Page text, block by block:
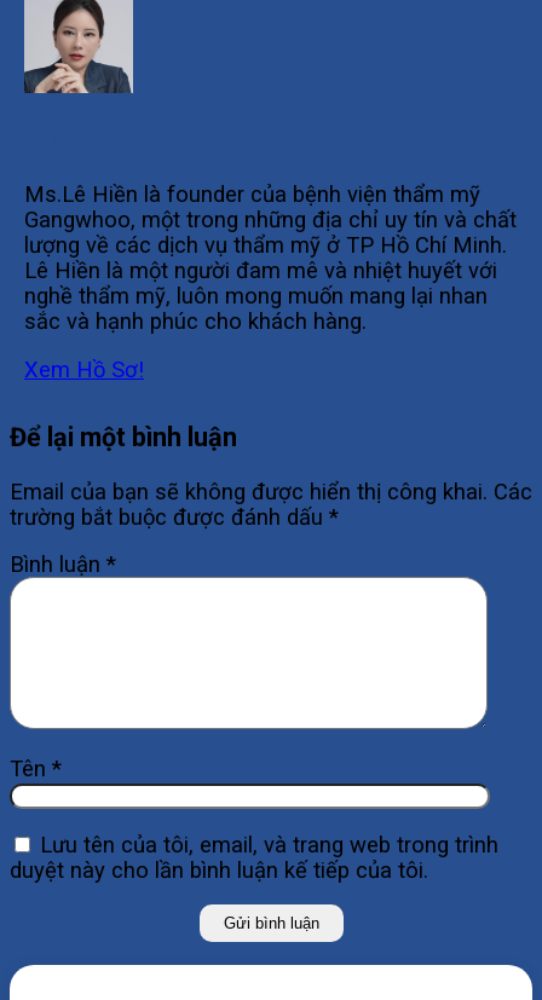
Ms.Lê Hiền là founder của bệnh viện thẩm mỹ
Gangwhoo, một trong những địa chỉ uy tín và chất
lượng về các dịch vụ thẩm mỹ ở TP Hồ Chí Minh.
Lê Hiền là một người đam mê và nhiệt huyết với
nghề thẩm mỹ, luôn mong muốn mang lại nhan
sắc và hạnh phúc cho khách hàng.
Xem Hồ Sơ!
Để lại một bình luận
Email của bạn sẽ không được hiển thị công khai. Các
trường bắt buộc được đánh dấu *
Bình luận *
Tên *
Lưu tên của tôi, email, và trang web trong trình
duyệt này cho lần bình luận kế tiếp của tôi.